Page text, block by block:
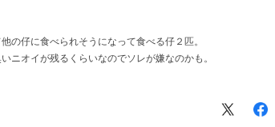
の仔に食べられそうになって食べる仔２匹。
ニオイが残るくらいなのでソレが嫌なのかも。